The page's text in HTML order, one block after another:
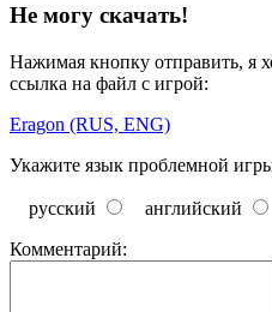
Не могу скачать!
Нажимая кнопку отправить, я
ссылка на файл с игрой:
Eragon (RUS, ENG)
Укажите язык проблемной
русский английский
Комментарий: